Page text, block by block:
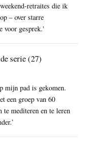
retraites die ik
– over starre
voor gesprek.'
serie (27)
mijn pad is gekomen.
een groep van 60
te mediteren en te leren